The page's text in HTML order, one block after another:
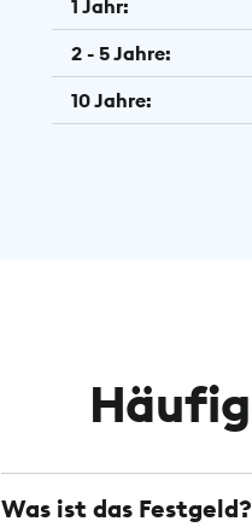
1 Jahr:
2 - 5 Jahre:
10 Jahre:
Was ist das Festgeld?